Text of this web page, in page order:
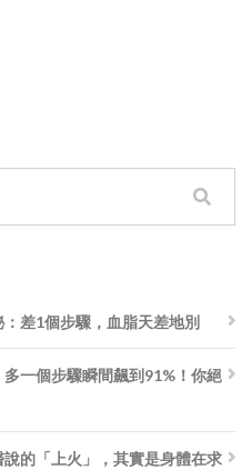
差1個步驟，血脂天差地別
一個步驟瞬間飆到91%！你絕
的「上火」，其實是身體在求